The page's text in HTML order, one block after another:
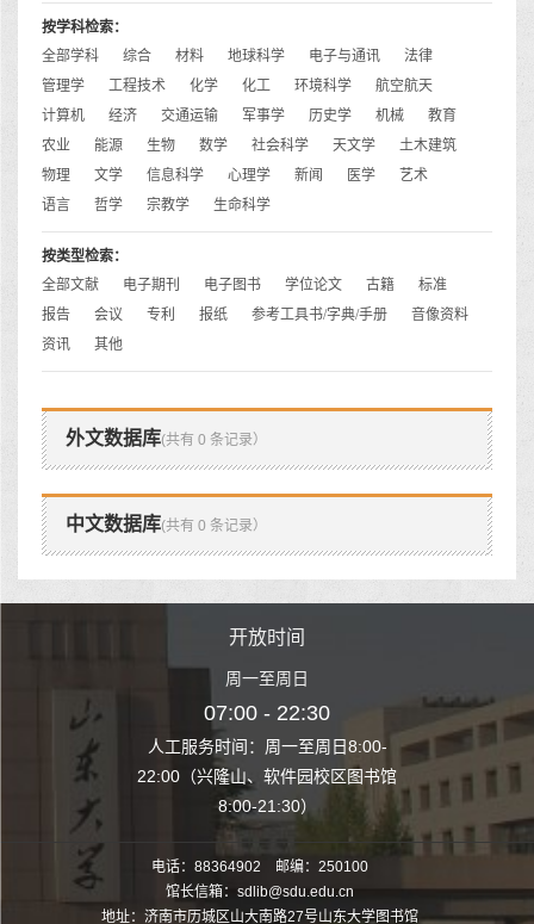
按学科检索：
全部学科
综合 材料 地球科学 电子与通讯
法律
管理学
工程技术 化学 化工 环境科学
航空航天
计算机
经济 交通运输 军事学 历史学 机械
教育
农业
能源 生物 数学 社会科学 天文学
土木建筑
物理
文学 信息科学 心理学 新闻 医学
艺术
语言
哲学 宗教学 生命科学
按类型检索：
全部文献
电子期刊 电子图书 学位论文 古籍
标准
报告
会议 专利 报纸 参考工具书/字典/手册
音像资料
资讯
其他
外文数据库(共有 0 条记录）
中文数据库(共有 0 条记录）
至周日8:00-
园校区图书馆
开放时间
周一至周日
07:00 - 22:30
人工服务时间：周一至周日8:00-
22:00（兴隆山、软件园校区图书馆
8:00-21:30）
人工服务时间
22:00（兴隆山
电话：88364902 邮编：250100
馆长信箱：sdlib@sdu.edu.cn
地址：济南市历城区山大南路27号山东大学图书馆